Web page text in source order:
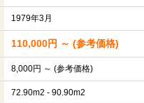
1979年3月
110,000円 ～ (参考価格)
8,000円 ～ (参考価格)
72.90m2 - 90.90m2